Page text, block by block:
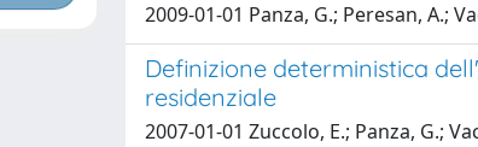
2009-01-01 Panza, G.; Peresan, A.;
Definizione deterministica
residenziale
2007-01-01 Zuccolo, E.; Panza, G.;